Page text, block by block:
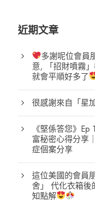
近期文章
多謝呢位會員
意, 「招財噴霧
就會平順好多了
很感謝來自「星
《堅係答您》
富秘密心得分享
症個案分享
這位美國的會員
舍」 代化衣箱後
知點解